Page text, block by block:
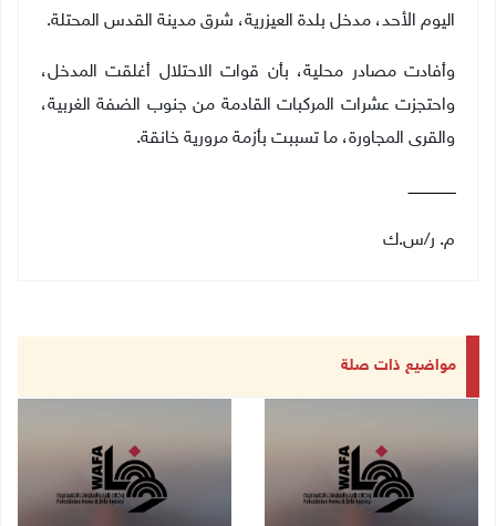
اليوم الأحد، مدخل بلدة العيزرية، شرق مدينة القدس المحتلة.
وأفادت مصادر محلية، بأن قوات الاحتلال أغلقت المدخل،
واحتجزت عشرات المركبات القادمة من جنوب الضفة الغربية،
والقرى المجاورة، ما تسببت بأزمة مرورية خانقة.
ـــــــــــــــــــــ
م. ر/س.ك
مواضيع ذات صلة